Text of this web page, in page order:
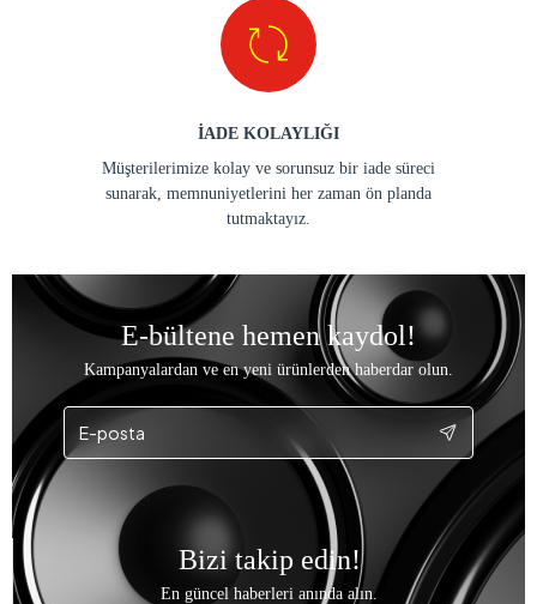
İADE KOLAYLIĞI
Müşterilerimize kolay ve sorunsuz bir iade süreci
sunarak, memnuniyetlerini her zaman ön planda
tutmaktayız.
E-bültene hemen kaydol!
Kampanyalardan ve en yeni ürünlerden haberdar olun.
Bizi takip edin!
En güncel haberleri anında alın.